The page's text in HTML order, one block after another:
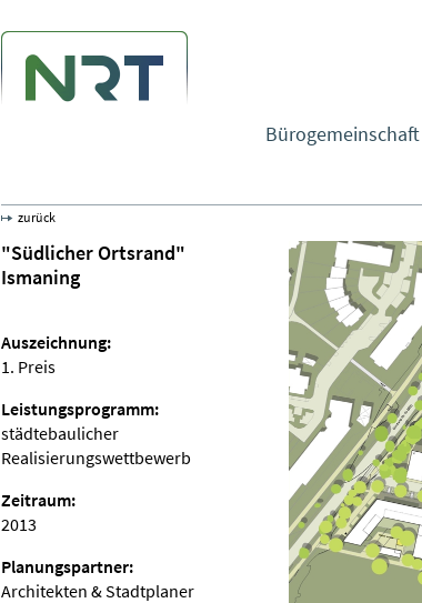
Bürogemeinschaft
zurück
"Südlicher Ortsrand"
Ismaning
Auszeichnung:
1. Preis
Leistungsprogramm:
städtebaulicher
Realisierungswettbewerb
Zeitraum:
2013
Planungspartner:
Architekten & Stadtplaner